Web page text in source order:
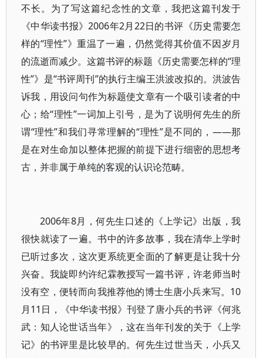
不长。为了写这篇纪念性的文章，我把这篇刊发于
《中华读书报》2006年2月22日的书评《历史需要怎
样的“理性”》重温了一遍，仍然觉得其价值不因岁月
的流逝而减少。这篇书评的标题《历史需要怎样的“理
性”》是“书评周刊”的执行主编王洪波改拟的。洪波告
诉我，用设问句作为标题使文章有一个吸引读者的中
心；给“理性”一词加上引号，是为了说明何先生的所
谓“理性”和我们寻常理解的“理性”是不同的，——那
是在对生命加以整体把握的前提下进行细密的思想考
古，并非属于单纯的客观的认识论范畴。
2006年8月，何先生口述的《上学记》出版，我
很快就读了一遍。书中的许多故事，我在清华上学时
已听过多次，这次更系统更全面的了解更是让我十分
兴奋。我旋即约许纪霖教授写一篇书评，许老师当时
没有空，便转而向我推荐他的博士生唐小兵来写。10
月11日，《中华读书报》刊登了唐小兵的书评《何兆
武：知人论世话当年》，这在当年刊发的关于《上学
记》的书评里是比较早的。何先生过世当天，小兵又